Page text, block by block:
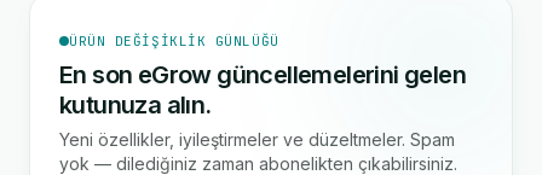
ÜRÜN DEĞIŞIKLIK GÜNLÜĞÜ
En son eGrow güncellemelerini gelen
kutunuza alın.
Yeni özellikler, iyileştirmeler ve düzeltmeler. Spam
yok — dilediğiniz zaman abonelikten çıkabilirsiniz.